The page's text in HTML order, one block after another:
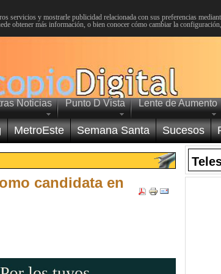
servicios y mostrarle publicidad relacionada con sus preferencias
obtener más información, o bien conocer cómo cambiar la
Noticias Punto D Vista Lente de Aumento
MetroEste Semana Santa Sucesos
candidata en